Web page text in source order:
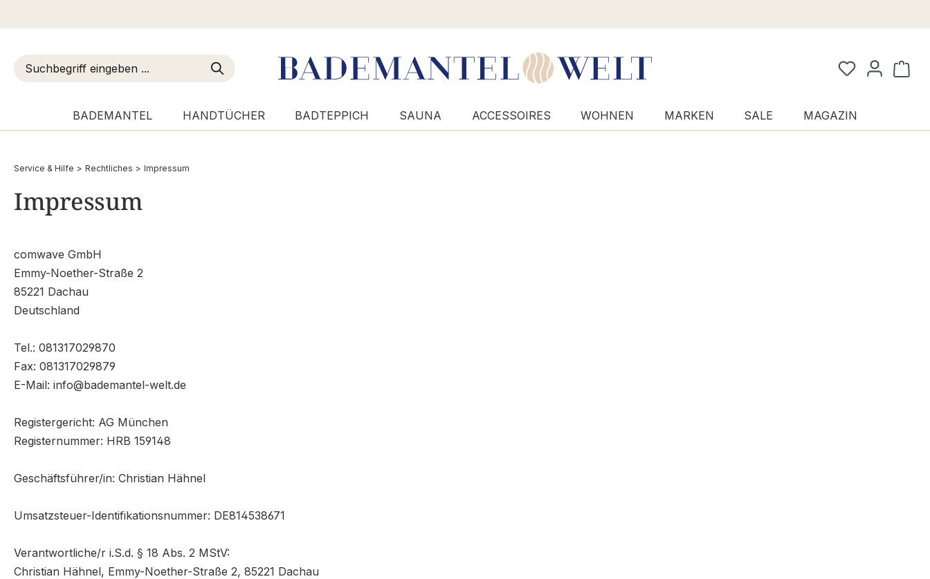
BADEMANTEL HANDTÜCHER BADTEPPICH SAUNA ACCESSOIRES WOHNEN MARKEN SALE MAGAZIN
Service & Hilfe > Rechtliches > Impressum
Impressum
comwave GmbH
Emmy-Noether-Straße 2
85221 Dachau
Deutschland
Tel.: 081317029870
Fax: 081317029879
E-Mail: info@bademantel-welt.de
Registergericht: AG München
Registernummer: HRB 159148
Geschäftsführer/in: Christian Hähnel
Umsatzsteuer-Identifikationsnummer: DE814538671
Verantwortliche/r i.S.d. § 18 Abs. 2 MStV:
Christian Hähnel, Emmy-Noether-Straße 2, 85221 Dachau